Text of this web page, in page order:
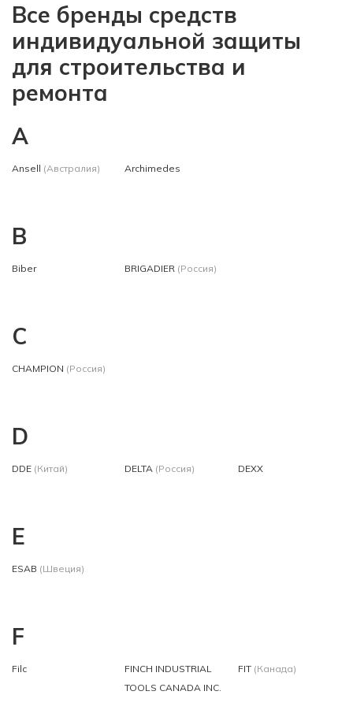
Все бренды средств
индивидуальной защиты
для строительства и
ремонта
A
Ansell (Австралия) Archimedes
B
Biber BRIGADIER (Россия)
C
CHAMPION (Россия)
D
DDE (Китай) DELTA (Россия) DEXX
E
ESAB (Швеция)
F
Filc
FINCH INDUSTRIAL
TOOLS CANADA INC.
FIT (Канада)